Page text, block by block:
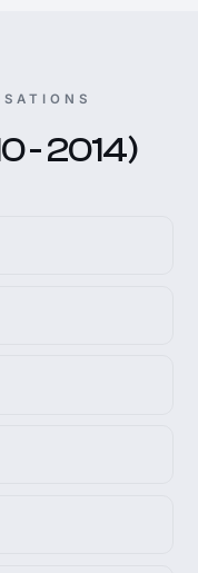
- 2014)